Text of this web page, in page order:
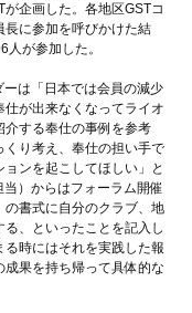
企画した。各地区GSTコ
長に参加を呼びかけた結
が参加した。
は「日本では会員の減少
が出来なくなってライオ
介する奉仕の事例を参考
り考え、奉仕の担い手で
ンを起こしてほしい」と
）からはフォーラム開催
書式に自分のクラブ、地
、といったことを記入し
時にはそれを実践した報
果を持ち帰って具体的な